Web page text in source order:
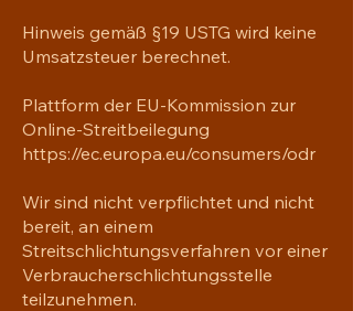
Hinweis gemäß §19 USTG wird keine
Umsatzsteuer berechnet.
Plattform der EU-Kommission zur
Online-Streitbeilegung
https://ec.europa.eu/consumers/odr
Wir sind nicht verpflichtet und nicht
bereit, an einem
Streitschlichtungsverfahren vor einer
Verbraucherschlichtungsstelle
teilzunehmen.